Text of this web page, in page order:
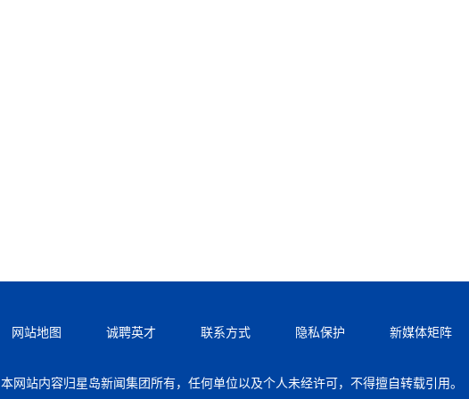
网站地图 诚聘英才 联系方式 隐私保护 新媒体矩阵
本网站内容归星岛新闻集团所有，任何单位以及个人未经许可，不得擅自转载引用。